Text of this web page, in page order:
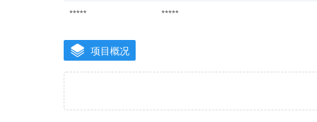
*****
*****
项目概况